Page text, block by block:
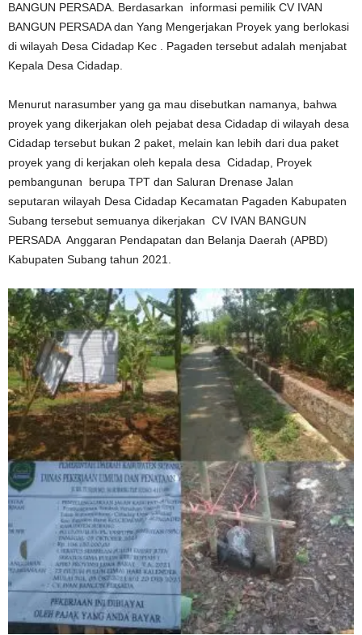
BANGUN PERSADA. Berdasarkan informasi pemilik CV IVAN
BANGUN PERSADA dan Yang Mengerjakan Proyek yang berlokasi
di wilayah Desa Cidadap Kec . Pagaden tersebut adalah menjabat
Kepala Desa Cidadap.
Menurut narasumber yang ga mau disebutkan namanya, bahwa
proyek yang dikerjakan oleh pejabat desa Cidadap di wilayah desa
Cidadap tersebut bukan 2 paket, melain kan lebih dari dua paket
proyek yang di kerjakan oleh kepala desa Cidadap, Proyek
pembangunan berupa TPT dan Saluran Drenase Jalan
seputaran wilayah Desa Cidadap Kecamatan Pagaden Kabupaten
Subang tersebut semuanya dikerjakan CV IVAN BANGUN
PERSADA Anggaran Pendapatan dan Belanja Daerah (APBD)
Kabupaten Subang tahun 2021.